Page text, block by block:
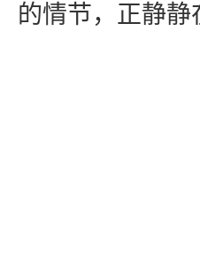
的情节，正静